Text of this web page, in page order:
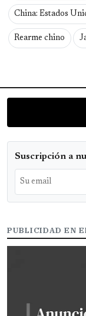
China: Estados
Rearme chino
Suscripción a
PUBLICIDAD EN